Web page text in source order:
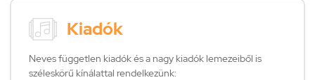
Kiadók
Neves független kiadók és a nagy kiadók lemezeiből is
széleskörű kínálattal rendelkezünk: